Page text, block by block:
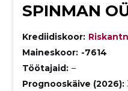
SPINMAN
Krediidiskoor:
Maineskoor: -7614
Töötajaid: –
Prognooskäive (2026):